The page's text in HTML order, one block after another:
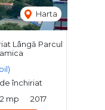
Harta
Lângă Parcul
închiriat
mp 2017